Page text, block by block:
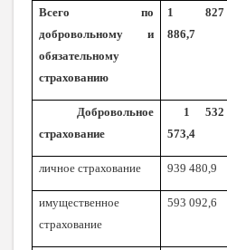
Всего по
добровольному и
обязательному
страхованию
1 827
886,7
Добровольное
страхование
1 532
573,4
личное страхование 939 480,9
имущественное
страхование
593 092,6